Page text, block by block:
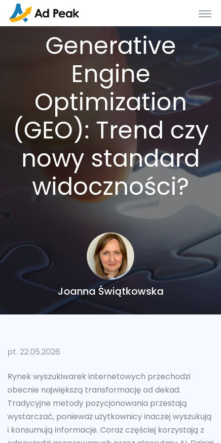
Generative
Engine
Optimization
(GEO): Trend czy
nowy standard
widoczności?
Joanna Świątkowska
pt. 22.05.2026
Rynek wyszukiwarek internetowych przechodzi
obecnie największą transformację od dekad.
Tradycyjne metody pozycjonowania przestają
wystarczać, ponieważ użytkownicy inaczej wyszukują
i konsumują informacje. Coraz częściej korzystają z